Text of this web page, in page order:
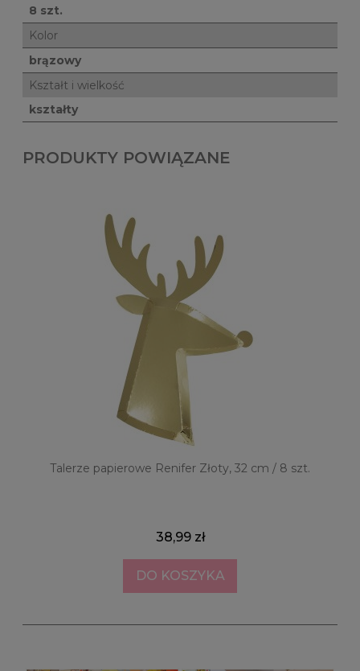
8 szt.
Kolor
brązowy
Kształt i wielkość
kształty
PRODUKTY POWIĄZANE
Talerze papierowe Renifer Złoty, 32 cm / 8 szt.
38,99 zł
DO KOSZYKA